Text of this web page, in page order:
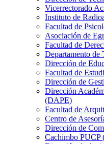
Vicerrectorado
Instituto de
Facultad de
Asociación de
Facultad de
Departamento de
Dirección de
Facultad de
Dirección de
Dirección
(DAPE)
Facultad de
Centro de
Dirección de
Cachimbo